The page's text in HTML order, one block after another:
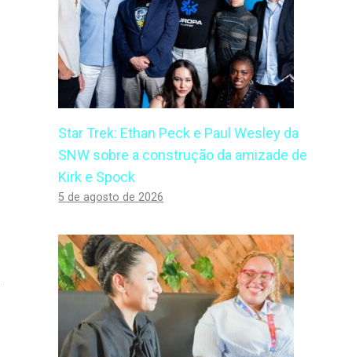
Star Trek: Ethan Peck e Paul Wesley da
SNW sobre a construção da amizade de
Kirk e Spock
5 de agosto de 2026